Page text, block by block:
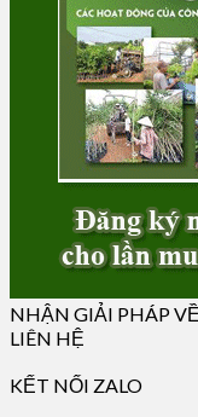
NHẬN GIẢI PHÁP
LIÊN HỆ
KẾT NỐI ZALO